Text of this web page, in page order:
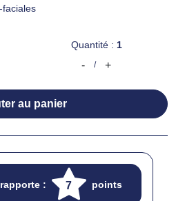
faciales
Quantité : 1
- / +
au panier
: 7 points